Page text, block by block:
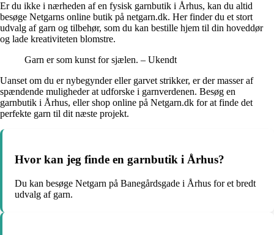
Er du ikke i nærheden af en fysisk garnbutik i Århus, kan du altid
besøge Netgarns online butik på netgarn.dk. Her finder du et stort
udvalg af garn og tilbehør, som du kan bestille hjem til din hoveddør
og lade kreativiteten blomstre.
Garn er som kunst for sjælen. – Ukendt
Uanset om du er nybegynder eller garvet strikker, er der masser af
spændende muligheder at udforske i garnverdenen. Besøg en
garnbutik i Århus, eller shop online på Netgarn.dk for at finde det
perfekte garn til dit næste projekt.
Hvor kan jeg finde en garnbutik i Århus?
Du kan besøge Netgarn på Banegårdsgade i Århus for et bredt
udvalg af garn.